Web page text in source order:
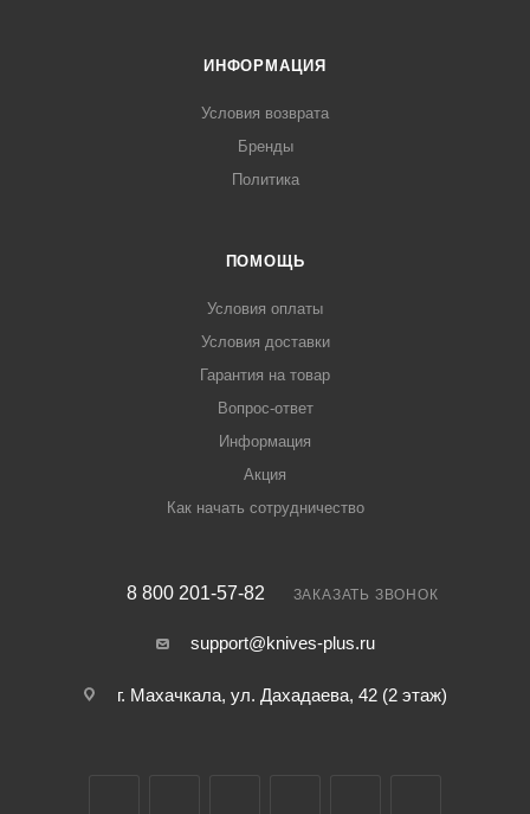
ИНФОРМАЦИЯ
Условия возврата
Бренды
Политика
ПОМОЩЬ
Условия оплаты
Условия доставки
Гарантия на товар
Вопрос-ответ
Информация
Акция
Как начать сотрудничество
8 800 201-57-82 ЗАКАЗАТЬ ЗВОНОК
support@knives-plus.ru
г. Махачкала, ул. Дахадаева, 42 (2 этаж)